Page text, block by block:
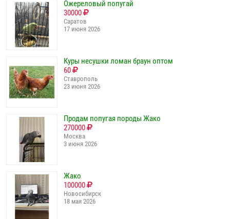
Ожереловый попугай
30000
Саратов
17 июня 2026
Куры несушки ломан браун оптом
60
Ставрополь
23 июня 2026
Продам попугая породы Жако
270000
Москва
3 июня 2026
Жако
100000
Новосибирск
18 мая 2026